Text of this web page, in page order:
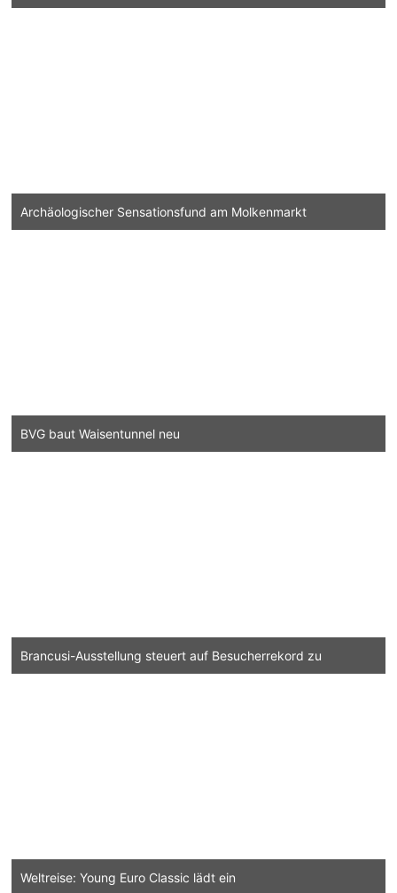
Archäologischer Sensationsfund am Molkenmarkt
BVG baut Waisentunnel neu
Brancusi-Ausstellung steuert auf Besucherrekord zu
Weltreise: Young Euro Classic lädt ein